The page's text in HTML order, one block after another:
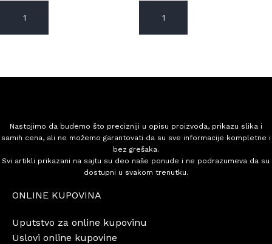
DODAJ U KORPU DODAJ U KORPU
Nastojimo da budemo što precizniji u opisu proizvoda, prikazu slika i
samih cena, ali ne možemo garantovati da su sve informacije kompletne i
bez grešaka.
Svi artikli prikazani na sajtu su deo naše ponude i ne podrazumeva da su
dostupni u svakom trenutku.
ONLINE KUPOVINA
Uputstvo za online kupovinu
Uslovi online kupovine